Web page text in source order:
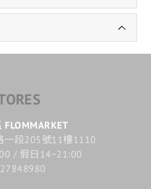
FLOMMARKET
一段205號11樓1110
/ 假日14~21:00